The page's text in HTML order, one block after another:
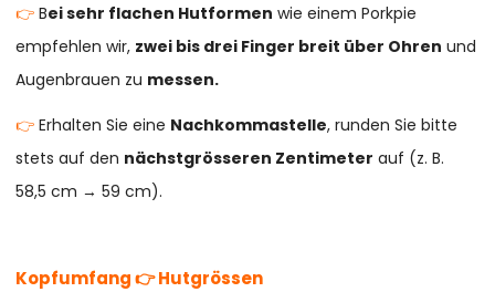
👉Bei sehr flachen Hutformen wie einem Porkpie
empfehlen wir, zwei bis drei Finger breit über Ohren und
Augenbrauen zu messen.
👉Erhalten Sie eine Nachkommastelle, runden Sie bitte
stets auf den nächstgrösseren Zentimeter auf (z. B.
58,5 cm → 59 cm).
Kopfumfang 👉 Hutgrössen